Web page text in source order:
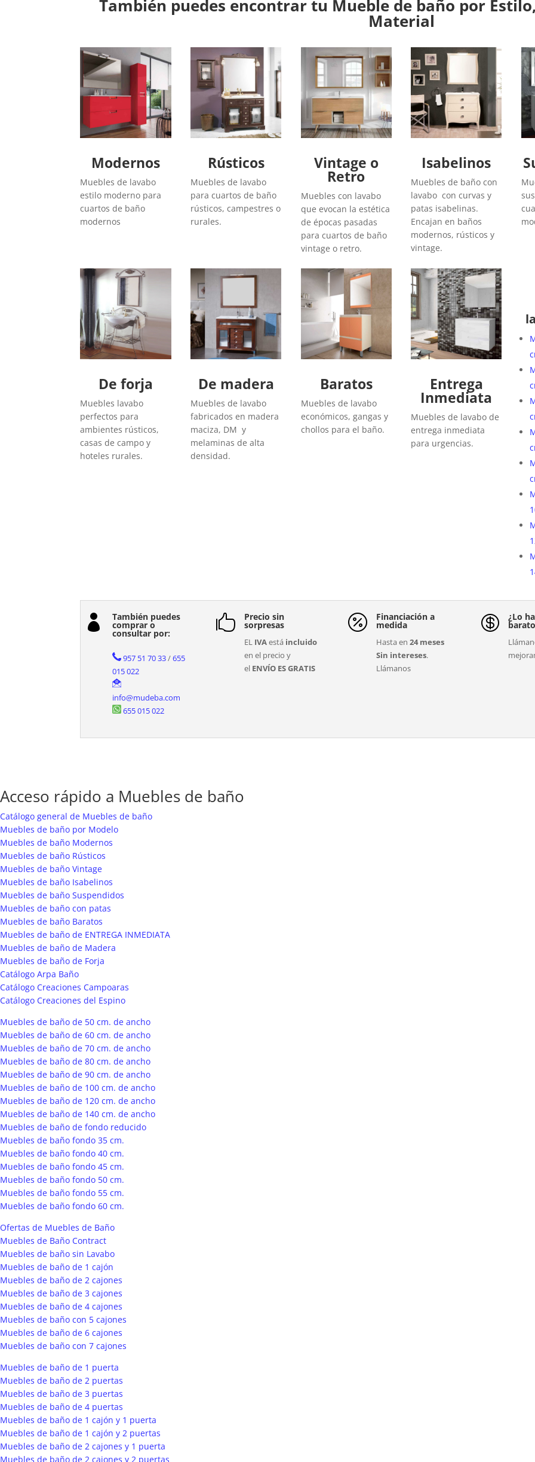
También puedes encontrar tu Mueble de baño por
Material
Modernos
Muebles de lavabo
estilo moderno para
cuartos de baño
modernos
Rústicos
Muebles de lavabo
para cuartos de baño
rústicos, campestres o
rurales.
Vintage o
Retro
Muebles con lavabo
que evocan la estética
de épocas pasadas
para cuartos de baño
vintage o retro.
Isabelinos
Muebles de baño con
lavabo con curvas y
patas isabelinas.
Encajan en baños
modernos, rústicos y
vintage.
De forja
Muebles lavabo
perfectos para
ambientes rústicos,
casas de campo y
hoteles rurales.
De madera
Muebles de lavabo
fabricados en madera
maciza, DM y
melaminas de alta
densidad.
Baratos
Muebles de lavabo
económicos, gangas y
chollos para el baño.
Entrega
Inmediata
Muebles de lavabo de
entrega inmediata
para urgencias.
 También puedes
comprar o
consultar por:
957 51 70 33/655
015 022
info@mudeba.com
655 015 022
 Precio sin
sorpresas
EL IVAestá incluido
en el precio y
el ENVÍO ES GRATIS
 Financiación a
medida
Hasta en 24 meses
Sin intereses.
Llámanos
 ¿Lo
Acceso rápido a Muebles de baño
Catálogo general de Muebles de baño
Muebles de baño por Modelo
Muebles de baño Modernos
Muebles de baño Rústicos
Muebles de baño Vintage
Muebles de baño Isabelinos
Muebles de baño Suspendidos
Muebles de baño con patas
Muebles de baño Baratos
Muebles de baño de ENTREGA INMEDIATA
Muebles de baño de Madera
Muebles de baño de Forja
Catálogo Arpa Baño
Catálogo Creaciones Campoaras
Catálogo Creaciones del Espino
Muebles de baño de 50 cm. de ancho
Muebles de baño de 60 cm. de ancho
Muebles de baño de 70 cm. de ancho
Muebles de baño de 80 cm. de ancho
Muebles de baño de 90 cm. de ancho
Muebles de baño de 100 cm. de ancho
Muebles de baño de 120 cm. de ancho
Muebles de baño de 140 cm. de ancho
Muebles de baño de fondo reducido
Muebles de baño fondo 35 cm.
Muebles de baño fondo 40 cm.
Muebles de baño fondo 45 cm.
Muebles de baño fondo 50 cm.
Muebles de baño fondo 55 cm.
Muebles de baño fondo 60 cm.
Ofertas de Muebles de Baño
Muebles de Baño Contract
Muebles de baño sin Lavabo
Muebles de baño de 1 cajón
Muebles de baño de 2 cajones
Muebles de baño de 3 cajones
Muebles de baño de 4 cajones
Muebles de baño con 5 cajones
Muebles de baño de 6 cajones
Muebles de baño con 7 cajones
Muebles de baño de 1 puerta
Muebles de baño de 2 puertas
Muebles de baño de 3 puertas
Muebles de baño de 4 puertas
Muebles de baño de 1 cajón y 1 puerta
Muebles de baño de 1 cajón y 2 puertas
Muebles de baño de 2 cajones y 1 puerta
Muebles de baño de 2 cajones y 2 puertas